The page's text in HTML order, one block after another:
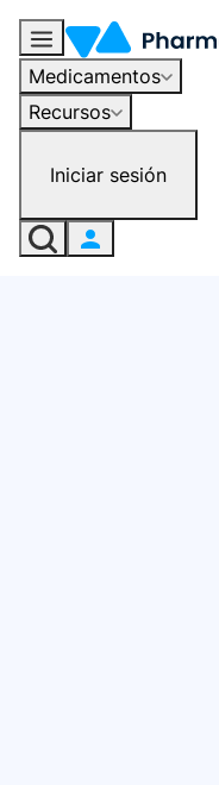
Medicamentos
Recursos
Iniciar sesión